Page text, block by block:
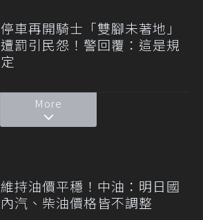
停車再開騎士「雙腳未著地」
遭罰引民怨！警回覆：這是規
定
More
維持油價平穩！中油：明日國
內汽、柴油價格皆不調整